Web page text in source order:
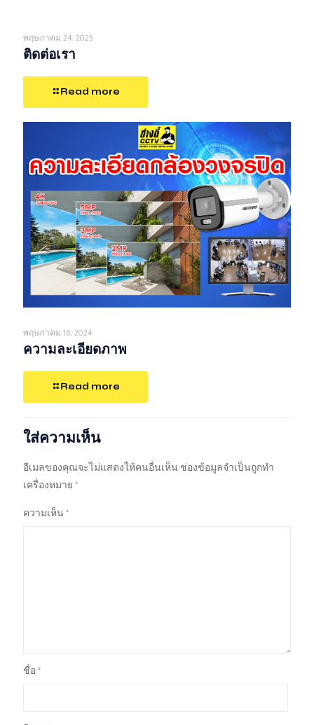
พฤษภาคม 24, 2025
ติดต่อเรา
Read more
พฤษภาคม 16, 2024
ความละเอียดภาพ
Read more
ใส่ความเห็น
อีเมลของคุณจะไม่แสดงให้คนอื่นเห็น ช่องข้อมูลจำเป็นถูกทำ
เครื่องหมาย *
ความเห็น *
ชื่อ *